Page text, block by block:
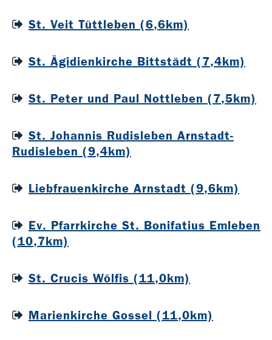
St. Veit Tüttleben (6,6km)
St. Ägidienkirche Bittstädt (7,4km)
St. Peter und Paul Nottleben (7,5km)
St. Johannis Rudisleben Arnstadt-
Rudisleben (9,4km)
Liebfrauenkirche Arnstadt (9,6km)
Ev. Pfarrkirche St. Bonifatius Emleben
(10,7km)
St. Crucis Wölfis (11,0km)
Marienkirche Gossel (11,0km)